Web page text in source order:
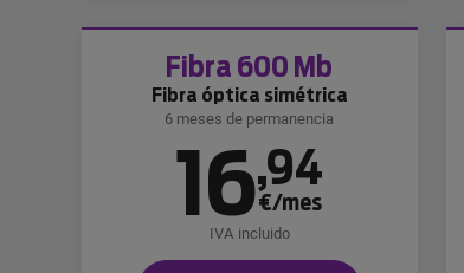
Fibra 600 Mb
Fibra óptica simétrica
6 meses de permanencia
16,94
€/mes
IVA incluido